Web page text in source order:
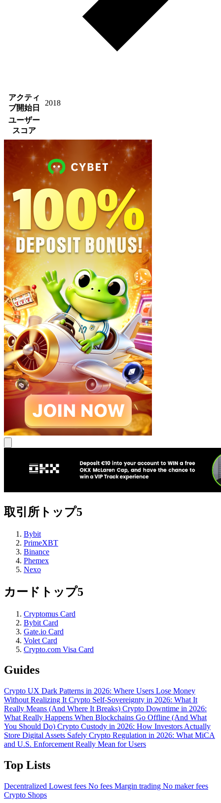
アクティ
ブ開始日
2018
ユーザー
スコア
取引所トップ5
Bybit
PrimeXBT
Binance
Phemex
Nexo
カードトップ5
Cryptomus Card
Bybit Card
Gate.io Card
Volet Card
Crypto.com Visa Card
Guides
Crypto UX Dark Patterns in 2026: Where Users Lose Money
Without Realizing It Crypto Self-Sovereignty in 2026: What It
Really Means (And Where It Breaks) Crypto Downtime in 2026:
What Really Happens When Blockchains Go Offline (And What
You Should Do) Crypto Custody in 2026: How Investors Actually
Store Digital Assets Safely Crypto Regulation in 2026: What MiCA
and U.S. Enforcement Really Mean for Users
Top Lists
Decentralized Lowest fees No fees Margin trading No maker fees
Crypto Shops